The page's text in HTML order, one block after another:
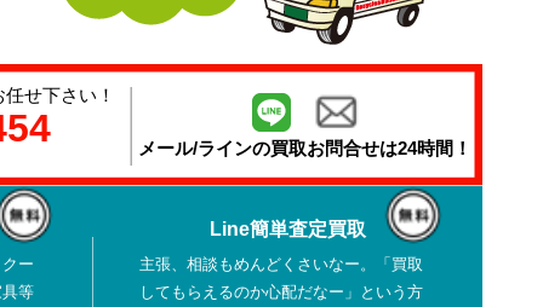
せ下さい！
メール/ラインの買取お問合せは24時間！
ー
等
Line簡単査定買取
主張、相談もめんどくさいなー。「買取
してもらえるのか心配だなー」という方